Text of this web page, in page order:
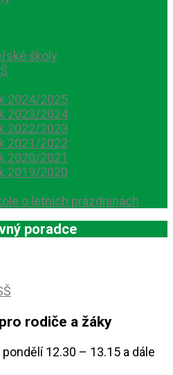
školy
2024/2025
2023/2024
2022/2023
2021/2022
2020/2021
2019/2020
o letních prázdninách
poradce
rodiče a žáky
12.30 – 13.15 a dále